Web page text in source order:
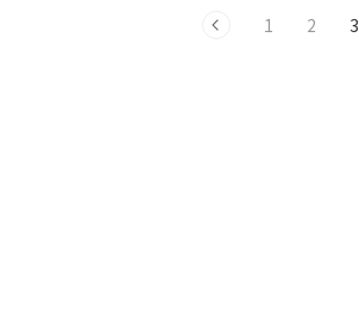
가 낮아지고 생활중심 라이프스타일에 관
1 2 3